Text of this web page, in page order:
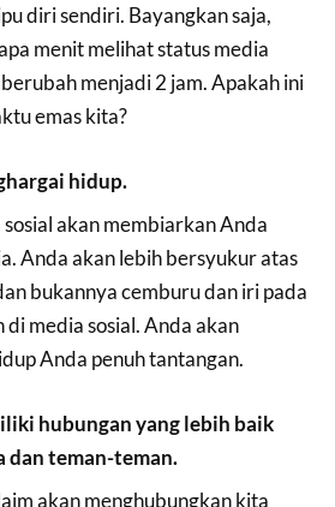
diri sendiri. Bayangkan saja,
menit melihat status media
menjadi 2 jam. Apakah ini
emas kita?
hidup.
akan membiarkan Anda
Anda akan lebih bersyukur atas
bukannya cemburu dan iri pada
di media sosial. Anda akan
Anda penuh tantangan.
hubungan yang lebih baik
dan teman-teman.
akan menghubungkan kita